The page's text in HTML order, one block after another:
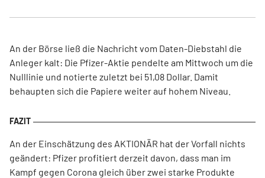
An der Börse ließ die Nachricht vom Daten-Diebstahl die
Anleger kalt: Die Pfizer-Aktie pendelte am Mittwoch um die
Nulllinie und notierte zuletzt bei 51,08 Dollar. Damit
behaupten sich die Papiere weiter auf hohem Niveau.
An der Einschätzung des AKTIONÄR hat der Vorfall nichts
geändert: Pfizer profitiert derzeit davon, dass man im
Kampf gegen Corona gleich über zwei starke Produkte